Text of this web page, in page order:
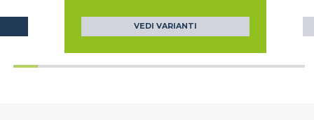
VEDI VARIANTI